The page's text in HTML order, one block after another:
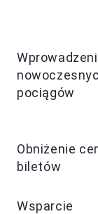
pociągów
Obniżenie
biletów
Wsparcie